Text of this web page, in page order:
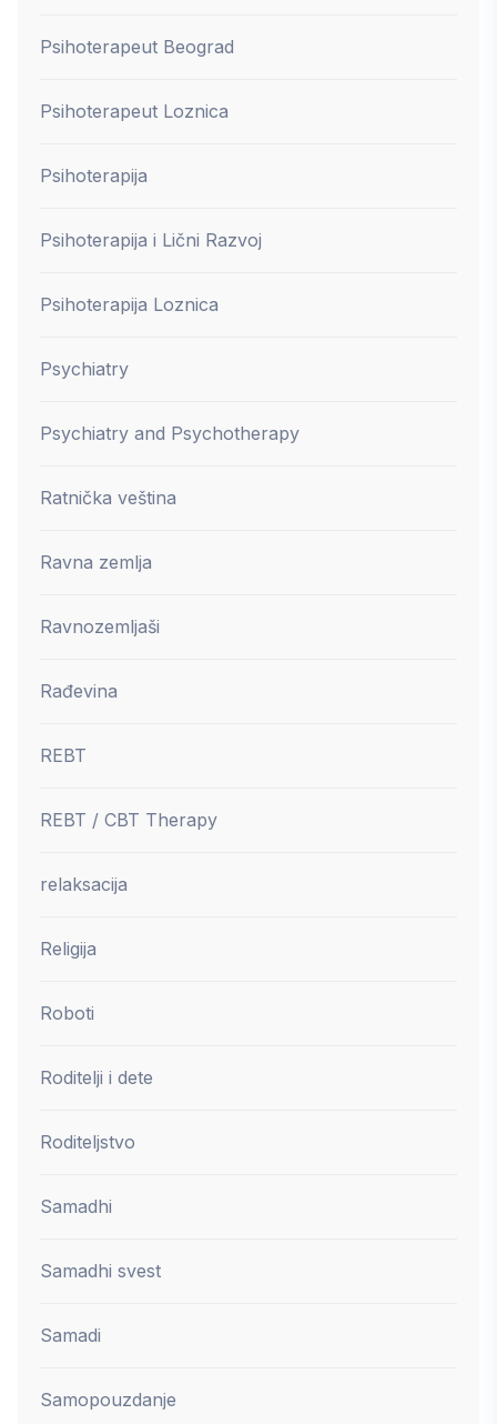
Psihoterapeut Beograd
Psihoterapeut Loznica
Psihoterapija
Psihoterapija i Lični Razvoj
Psihoterapija Loznica
Psychiatry
Psychiatry and Psychotherapy
Ratnička veština
Ravna zemlja
Ravnozemljaši
Rađevina
REBT
REBT / CBT Therapy
relaksacija
Religija
Roboti
Roditelji i dete
Roditeljstvo
Samadhi
Samadhi svest
Samadi
Samopouzdanje